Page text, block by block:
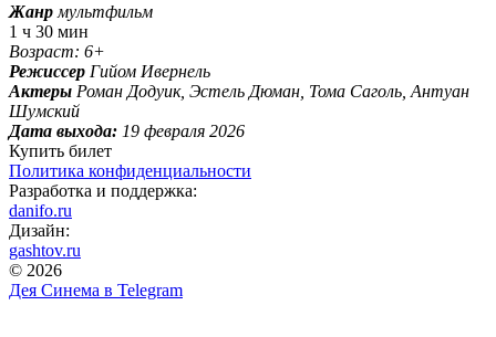
Жанр мультфильм
1 ч 30 мин
Возраст: 6+
Режиссер Гийом Ивернель
Актеры Роман Додуик, Эстель Дюман, Тома Саголь, Антуан
Шумский
Дата выхода: 19 февраля 2026
Купить билет
Политика конфиденциальности
Разработка и поддержка:
danifo.ru
Дизайн:
gashtov.ru
© 2026
Дея Синема в Telegram